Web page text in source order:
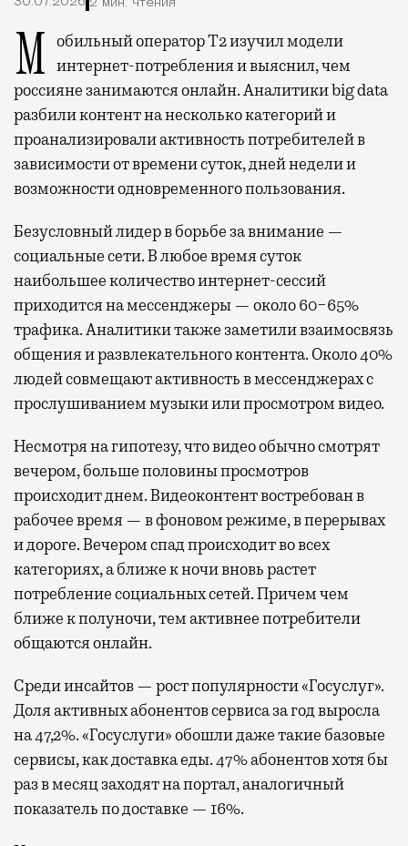
2 мин. чтения
Мобильный оператор Т2 изучил модели интернет-потребления и выяснил, чем
россияне занимаются онлайн. Аналитики big data
разбили контент на несколько категорий и
проанализировали активность потребителей в
зависимости от времени суток, дней недели и
возможности одновременного пользования.
Безусловный лидер в борьбе за внимание —
социальные сети. В любое время суток
наибольшее количество интернет-сессий
приходится на мессенджеры — около 60−65%
трафика. Аналитики также заметили взаимосвязь
общения и развлекательного контента. Около 40%
людей совмещают активность в мессенджерах с
прослушиванием музыки или просмотром видео.
Несмотря на гипотезу, что видео обычно смотрят
вечером, больше половины просмотров
происходит днем. Видеоконтент востребован в
рабочее время — в фоновом режиме, в перерывах
и дороге. Вечером спад происходит во всех
категориях, а ближе к ночи вновь растет
потребление социальных сетей. Причем чем
ближе к полуночи, тем активнее потребители
общаются онлайн.
Среди инсайтов — рост популярности «Госуслуг».
Доля активных абонентов сервиса за год выросла
на 47,2%. «Госуслуги» обошли даже такие базовые
сервисы, как доставка еды. 47% абонентов хотя бы
раз в месяц заходят на портал, аналогичный
показатель по доставке — 16%.